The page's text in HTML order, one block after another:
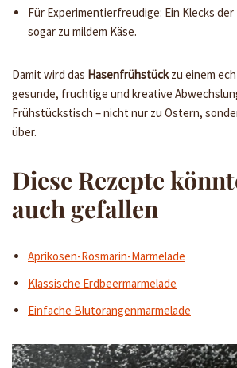
Für Experimentierfreudige: Ein Klecks der
sogar zu mildem Käse.
Damit wird das Hasenfrühstückzu einem
gesunde, fruchtige und kreative
Frühstückstisch – nicht nur zu Ostern,
über.
Diese Rezepte
auch gefallen
Aprikosen-Rosmarin-Marmelade
Klassische Erdbeermarmelade
Einfache Blutorangenmarmelade